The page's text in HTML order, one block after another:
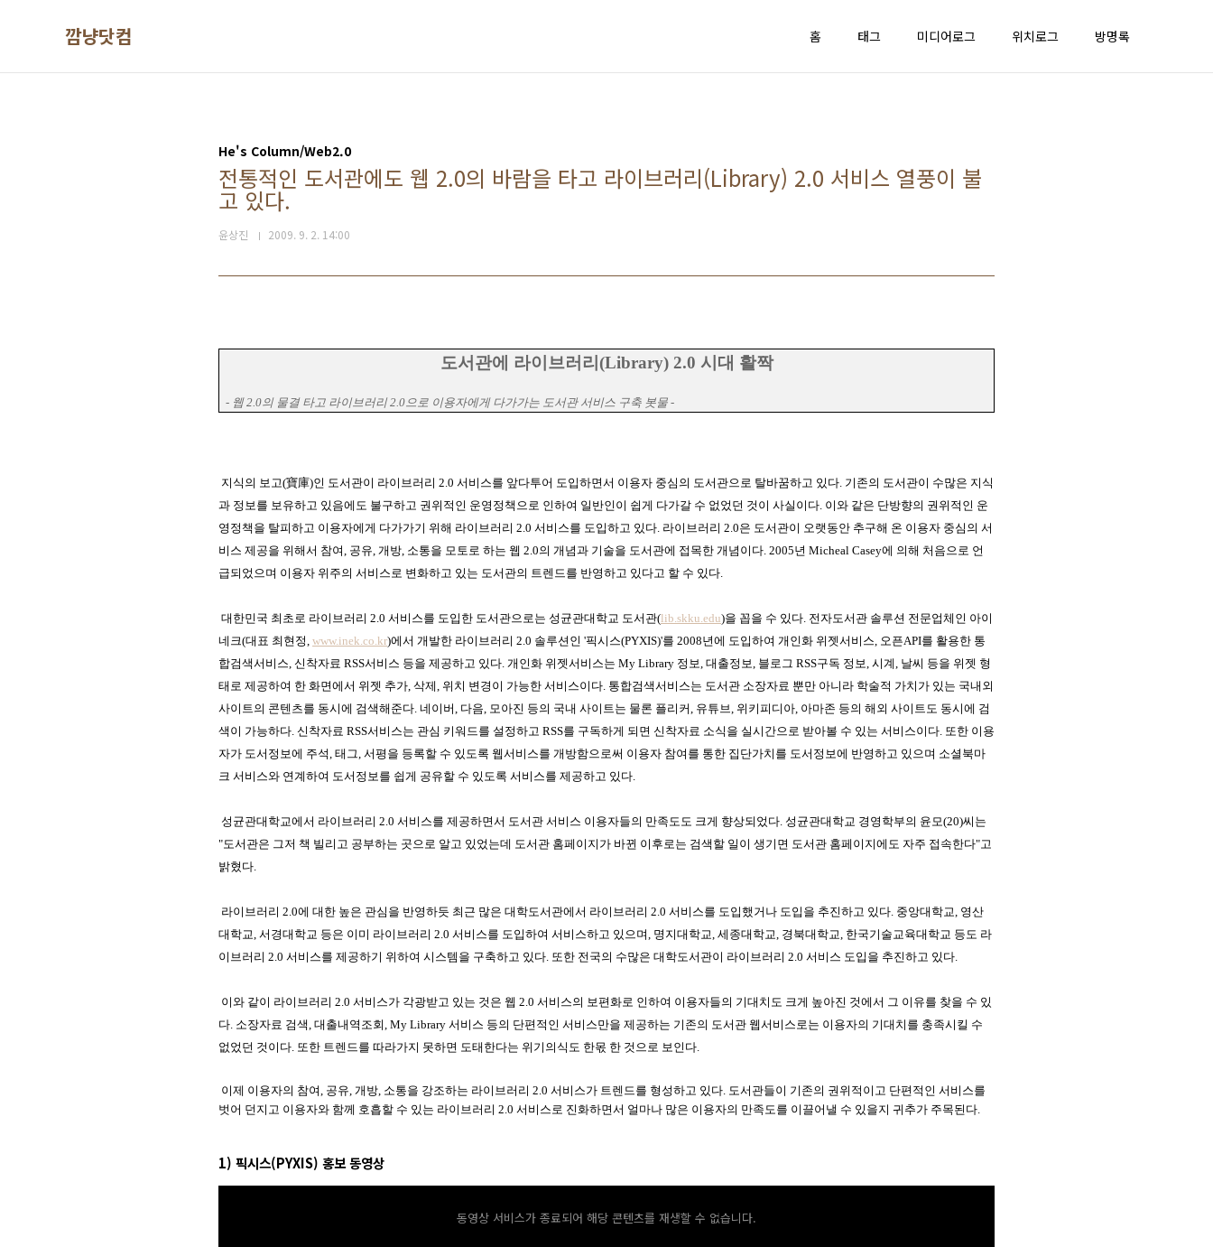
깜냥닷컴 홈 태그 미디어로그 위치로그 방명록
He's Column/Web2.0
전통적인 도서관에도 웹 2.0의 바람을 타고 라이브러리(Library) 2.0 서비스 열풍이 불
고 있다.
윤상진 2009. 9. 2. 14:00
도서관에 라이브러리 (Library) 2.0 시대 활짝
- 웹2.0의 물결 타고 라이브러리2.0으로 이용자에게 다가가는 도서관 서비스 구축 봇물 -
지식의 보고(寶庫)인 도서관이 라이브러리 2.0 서비스를 앞다투어 도입하면서 이용자 중심의 도서관으로 탈바꿈하고 있다. 기존의 도서관이 수많은 지식
과 정보를 보유하고 있음에도 불구하고 권위적인 운영정책으로 인하여 일반인이 쉽게 다가갈 수 없었던 것이 사실이다. 이와 같은 단방향의 권위적인 운
영정책을 탈피하고 이용자에게 다가가기 위해 라이브러리 2.0 서비스를 도입하고 있다. 라이브러리 2.0은 도서관이 오랫동안 추구해 온 이용자 중심의 서
비스 제공을 위해서 참여, 공유, 개방, 소통을 모토로 하는 웹 2.0의 개념과 기술을 도서관에 접목한 개념이다. 2005년 Micheal Casey에 의해 처음으로 언
급되었으며 이용자 위주의 서비스로 변화하고 있는 도서관의 트렌드를 반영하고 있다고 할 수 있다.
대한민국 최초로 라이브러리 2.0 서비스를 도입한 도서관으로는 성균관대학교 도서관(lib.skku.edu)을 꼽을 수 있다. 전자도서관 솔루션 전문업체인 아이
네크(대표 최현정, www.inek.co.kr)에서 개발한 라이브러리 2.0 솔루션인 '픽시스(PYXIS)'를 2008년에 도입하여 개인화 위젯서비스, 오픈API를 활용한 통
합검색서비스, 신착자료 RSS서비스 등을 제공하고 있다. 개인화 위젯서비스는 My Library 정보, 대출정보, 블로그 RSS구독 정보, 시계, 날씨 등을 위젯 형
태로 제공하여 한 화면에서 위젯 추가, 삭제, 위치 변경이 가능한 서비스이다. 통합검색서비스는 도서관 소장자료 뿐만 아니라 학술적 가치가 있는 국내외
사이트의 콘텐츠를 동시에 검색해준다. 네이버, 다음, 모아진 등의 국내 사이트는 물론 플리커, 유튜브, 위키피디아, 아마존 등의 해외 사이트도 동시에 검
색이 가능하다. 신착자료 RSS서비스는 관심 키워드를 설정하고 RSS를 구독하게 되면 신착자료 소식을 실시간으로 받아볼 수 있는 서비스이다. 또한 이용
자가 도서정보에 주석, 태그, 서평을 등록할 수 있도록 웹서비스를 개방함으로써 이용자 참여를 통한 집단가치를 도서정보에 반영하고 있으며 소셜북마
크 서비스와 연계하여 도서정보를 쉽게 공유할 수 있도록 서비스를 제공하고 있다.
성균관대학교에서 라이브러리 2.0 서비스를 제공하면서 도서관 서비스 이용자들의 만족도도 크게 향상되었다. 성균관대학교 경영학부의 윤모(20)씨는
"도서관은 그저 책 빌리고 공부하는 곳으로 알고 있었는데 도서관 홈페이지가 바뀐 이후로는 검색할 일이 생기면 도서관 홈페이지에도 자주 접속한다"고
밝혔다.
라이브러리 2.0에 대한 높은 관심을 반영하듯 최근 많은 대학도서관에서 라이브러리 2.0 서비스를 도입했거나 도입을 추진하고 있다. 중앙대학교, 영산
대학교, 서경대학교 등은 이미 라이브러리 2.0 서비스를 도입하여 서비스하고 있으며, 명지대학교, 세종대학교, 경북대학교, 한국기술교육대학교 등도 라
이브러리 2.0 서비스를 제공하기 위하여 시스템을 구축하고 있다. 또한 전국의 수많은 대학도서관이 라이브러리 2.0 서비스 도입을 추진하고 있다.
이와 같이 라이브러리 2.0 서비스가 각광받고 있는 것은 웹 2.0 서비스의 보편화로 인하여 이용자들의 기대치도 크게 높아진 것에서 그 이유를 찾을 수 있
다. 소장자료 검색, 대출내역조회, My Library 서비스 등의 단편적인 서비스만을 제공하는 기존의 도서관 웹서비스로는 이용자의 기대치를 충족시킬 수
없었던 것이다. 또한 트렌드를 따라가지 못하면 도태한다는 위기의식도 한몫 한 것으로 보인다.
이제 이용자의 참여, 공유, 개방, 소통을 강조하는 라이브러리 2.0 서비스가 트렌드를 형성하고 있다. 도서관들이 기존의 권위적이고 단편적인 서비스를
벗어 던지고 이용자와 함께 호흡할 수 있는 라이브러리 2.0 서비스로 진화하면서 얼마나 많은 이용자의 만족도를 이끌어낼 수 있을지 귀추가 주목된다.
1) 픽시스(PYXIS) 홍보 동영상
동영상 서비스가 종료되어 해당 콘텐츠를 재생할 수 없습니다.